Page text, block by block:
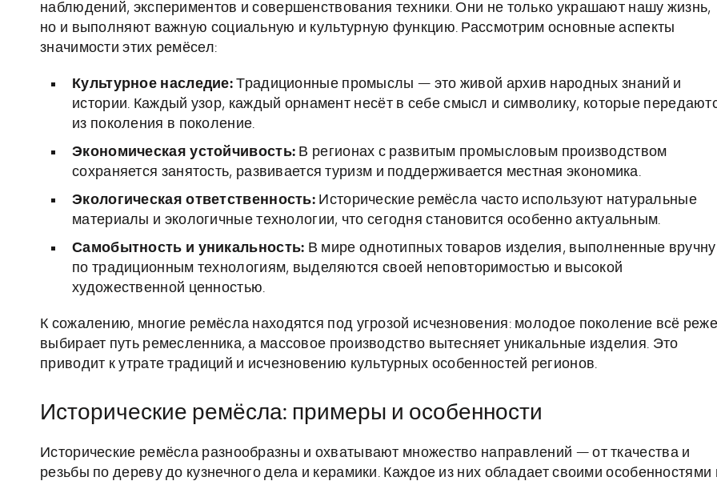
наблюдений, экспериментов и совершенствования техники. Они не только украшают нашу жизнь,
но и выполняют важную социальную и культурную функцию. Рассмотрим основные аспекты
значимости этих ремёсел:
Культурное наследие: Традиционные промыслы — это живой архив народных знаний и
истории. Каждый узор, каждый орнамент несёт в себе смысл и символику, которые
из поколения в поколение.
Экономическая устойчивость: В регионах с развитым промысловым производством
сохраняется занятость, развивается туризм и поддерживается местная экономика.
Экологическая ответственность: Исторические ремёсла часто используют натуральные
материалы и экологичные технологии, что сегодня становится особенно актуальным.
Самобытность и уникальность: В мире однотипных товаров изделия, выполненные
по традиционным технологиям, выделяются своей неповторимостью и высокой
художественной ценностью.
К сожалению, многие ремёсла находятся под угрозой исчезновения: молодое поколение всё реже
выбирает путь ремесленника, а массовое производство вытесняет уникальные изделия. Это
приводит к утрате традиций и исчезновению культурных особенностей регионов.
Исторические ремёсла: примеры и особенности
Исторические ремёсла разнообразны и охватывают множество направлений — от ткачества и
резьбы по дереву до кузнечного дела и керамики. Каждое из них обладает своими особенностями